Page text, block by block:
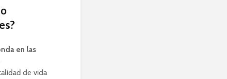
en las
de vida